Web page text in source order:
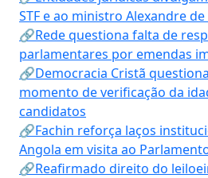
STF e ao ministro Alexandre
🔗Rede questiona falta de
parlamentares por emendas
🔗Democracia Cristã
momento de verificação da
candidatos
🔗Fachin reforça laços
Angola em visita ao
🔗Reafirmado direito do